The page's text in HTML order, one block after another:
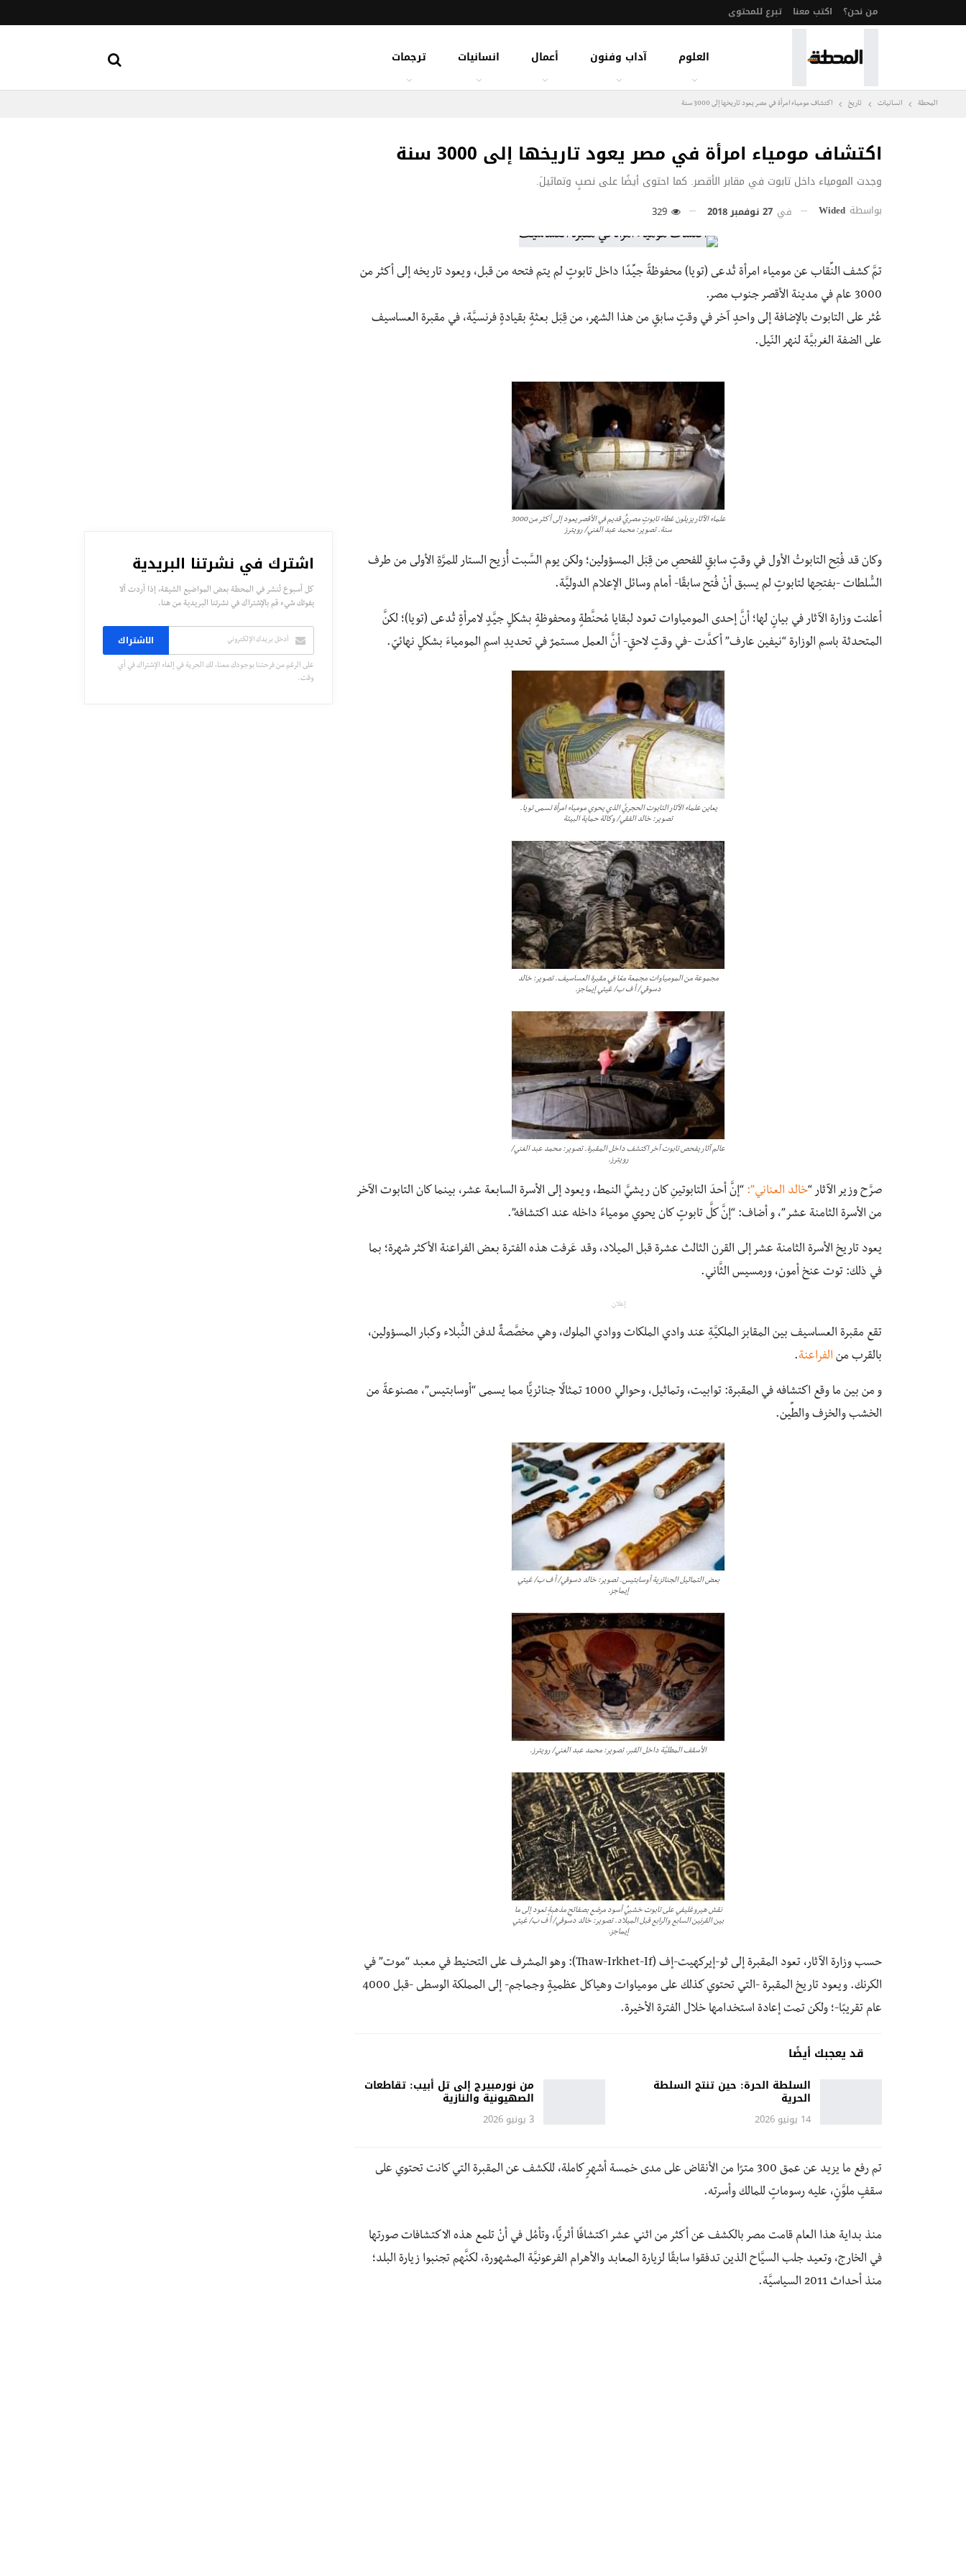
من نحن؟ اكتب معنا تبرع للمحتوى
العلوم آداب وفنون أعمال انسانيات ترجمات
المحطة انسانيات تاريخ اكتشاف مومياء امرأة في مصر يعود تاريخها إلى 3000 سنة
اكتشاف مومياء امرأة في مصر يعود تاريخها إلى 3000 سنة
وجدت المومياء داخل تابوت في مقابر الأقصر. كما احتوى أيضًا على نصبٍ وتماثيلَ.
بواسطة Wided في 27 نوفمبر 2018
تمَّ كشف النِّقاب عن مومياء امرأة تُدعى (تويا) محفوظةً جيِّدًا داخل تابوتٍ لم يتم فتحه من قبل، ويعود تاريخه إلى أكثر من
3000 عام في مدينة الأقصر جنوب مصر.
عُثر على التابوت بالإضافة إلى واحدٍ آخر في وقتٍ سابقٍ من هذا الشهر، من قِبَل بعثةٍ بقيادةٍ فرنسيَّة، في مقبرة العساسيف
على الضفة الغربيَّة لنهر النّيل.
علماء الآثار يزيلون غطاء تابوتٍ مصريٍّ قديم في الأقصر يعود إلى أكثر من 3000
سنة. تصوير: محمد عبد الغني/ رويترز
وكان قد فُتِح التابوتُ الأول في وقتٍ سابقٍ للفحصِ من قِبَل المسؤولين؛ ولكن يوم السَّبت أُزيح الستار للمرَّةِ الأولى من طرف
السُّلطات -بفتحِها لتابوتٍ لم يسبق أنْ فُتح سابقًا- أمام وسائل الإعلام الدوليَّة.
أعلنت وزارة الآثار في بيانٍ لها؛ أنَّ إحدى المومياوات تعود لبقايا مُحنَّطةٍ ومحفوظةٍ بشكلٍ جيَّدٍ لامرأةٍ تُدعى (تويا)؛ لكنَّ
المتحدثة باسم الوزارة “نيفين عارف” أكدَّت -في وقتٍ لاحقٍ- أنَّ العمل مستمرٌ في تحديدِ اسمِ المومياءَ بشكلٍ نهائيّ.
يعاين علماء الآثار التابوت الحجريَّ الذي يحوي مومياء امرأة تسمى تويا.
تصوير: خالد الفقي/ وكالة حماية البيئة
مجموعة من المومياوات مجمعة معًا في مقبرة العساسيف. تصوير: خالد
دسوقي/ أ ف ب/ غيتي إيماجز.
عالم آثار يفحص تابوت آخر اكتشف داخل المقبرة. تصوير: محمد عبد الغني/
رويترز.
صرَّح وزير الآثار “خالد العناني”: “إنَّ أحدَ التابوتينِ كان ريشيَّ النمط، ويعود إلى الأسرة السابعة عشر، بينما كان التابوت الآخر
من الأسرة الثامنة عشر”، و أضاف: “إنَّ كلَّ تابوتٍ كان يحوي مومياءً داخله عند اكتشافه”.
يعود تاريخ الأسرة الثامنة عشر إلى القرن الثالث عشرة قبل الميلاد، وقد عَرفت هذه الفترة بعض الفراعنة الأكثر شهرة؛ بما
في ذلك: توت عنخ أمون، ورمسيس الثَّاني.
إعلان
تقع مقبرة العساسيف بين المقابرَ الملكيَّةِ عند وادي الملكات ووادي الملوك، وهي مخصَّصةٌ لدفن النُّبلاء وكبار المسؤولين،
بالقرب من الفراعنة.
و من بين ما وقع اكتشافه في المقبرة: توابيت، وتماثيل، وحوالي 1000 تمثالًا جنائزيًّا مما يسمى “أوسابتيس”، مصنوعةً من
الخشب والخزف والطِّين.
بعض التماثيل الجنائزية أوسابتيس. تصوير: خالد دسوقي/ أ ف ب/ غيتي
إيماجز.
الأسقف المطليَّة داخل القبر. تصوير: محمد عبد الغني/ رويترز.
نقش هيروغليفي على تابوت خشبيٍّ أسود مرصّع بصفائحٍ مذهبةٍ تعود إلى ما
بين القرنين السابع والرابع قبل الميلاد. تصوير: خالد دسوقي/ أ ف ب/ غيتي
إيماجز.
حسب وزارة الآثار، تعود المقبرة إلى ثو-إيركهيت-إف (Thaw-Irkhet-If): وهو المشرف على التحنيط في معبد “موت” في
الكرنك. ويعود تاريخ المقبرة -التي تحتوي كذلك على مومياوات وهياكل عظميةٍ وجماجم- إلى المملكة الوسطى -قبل 4000
عام تقريبًا-؛ ولكن تمت إعادة استخدامها خلال الفترة الأخيرة.
قد يعجبك أيضًا
السلطة الحرة: حين تنتج السلطة
الحرية
14 يونيو 2026
من نورمبيرج إلى تل أبيب: تقاطعات
الصهيونية والنازية
3 يونيو 2026
تم رفع ما يزيد عن عمق 300 مترًا من الأنقاض على مدى خمسة أشهرٍ كاملة، للكشف عن المقبرة التي كانت تحتوي على
سقفٍ ملوَّنٍ، عليه رسوماتٍ للمالك وأسرته.
منذ بداية هذا العام قامت مصر بالكشف عن أكثر من اثني عشر اكتشافًا أثريًّا، وتأمُل في أنْ تلمع هذه الاكتشافات صورتها
في الخارج، وتعيد جلب السيَّاح الذين تدفقوا سابقًا لزيارة المعابد والأهرام الفرعونيَّة المشهورة، لكنَّهم تجنبوا زيارة البلد؛
منذ أحداث 2011 السياسيَّة.
اشترك في نشرتنا البريدية
كل أسبوع تُنشر في المحطة بعض المواضيع الشيقة، إذا أردت ألا
يفوتك شيء قم بالإشتراك في نشرتنا البريدية من هنا.
الاشتراك
على الرغم من فرحتنا بوجودك معنا، لك الحرية في إلغاء الإشتراك في أي
وقت.